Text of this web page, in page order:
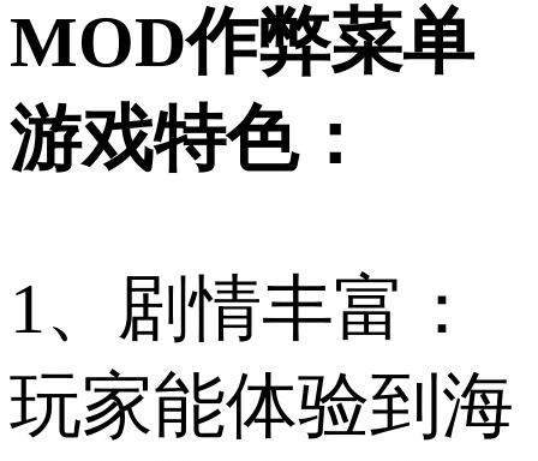
MOD作弊菜单
游戏特色：
1、剧情丰富：
玩家能体验到海